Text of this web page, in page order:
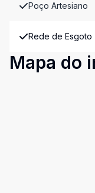
Poço Artesiano
Rede de Esgoto
Mapa do